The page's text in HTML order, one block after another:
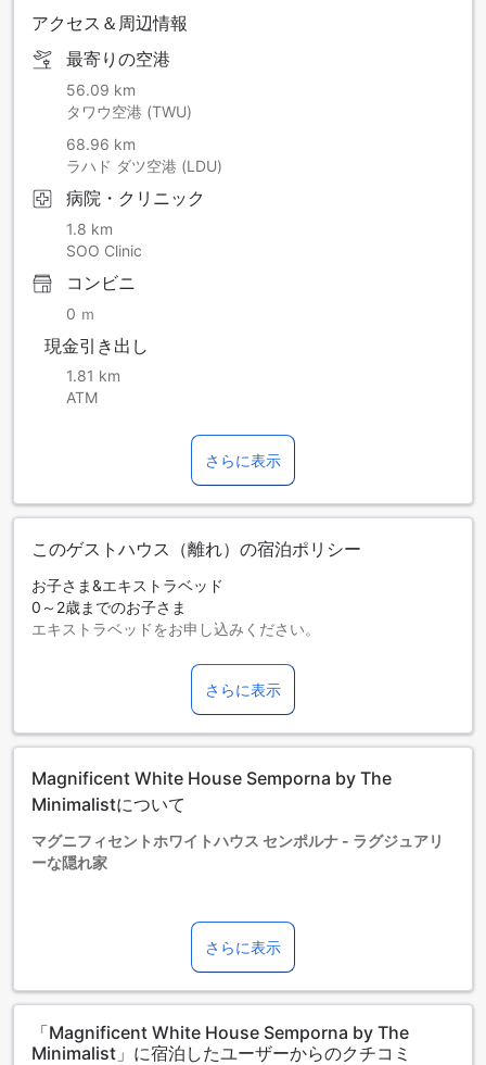
アクセス＆周辺情報
最寄りの空港
56.09 km
タワウ空港 (TWU)
68.96 km
ラハド ダツ空港 (LDU)
病院・クリニック
1.8 km
SOO Clinic
コンビニ
0 ｍ
現金引き出し
1.81 km
ATM
さらに表示
このゲストハウス（離れ）の宿泊ポリシー
お子さま&エキストラベッド
0～2歳までのお子さま
エキストラベッドをお申し込みください。
ます。各ルームタイプ欄の記載をお確かめください。ルーム
タイプの欄にエキストラベッド追加のオプションが提示され
ていない場合は、エキストラベッドの追加はできません。
【ご注意】6部屋以上をご予約の場合は、異なるご予約条件や
さらに表示
Magnificent White House Semporna by The
Minimalistについて
マグニフィセントホワイトハウス センポルナ - ラグジュアリ
ーな隠れ家
マグニフィセントホワイトハウス センポルナは、2025年に建
てられた最新のホテルで、洗練されたデザインと快適さを兼
ね備えた5つ星の宿泊施設です。2024年に改装されたばかり
のこのホテルは、モダンなインテリアと高品質な設備が特徴
プライベートで静かな空間を求める旅行者にぴったりです。
さらに表示
「Magnificent White House Semporna by The
Minimalist」に宿泊したユーザーからのクチコミ